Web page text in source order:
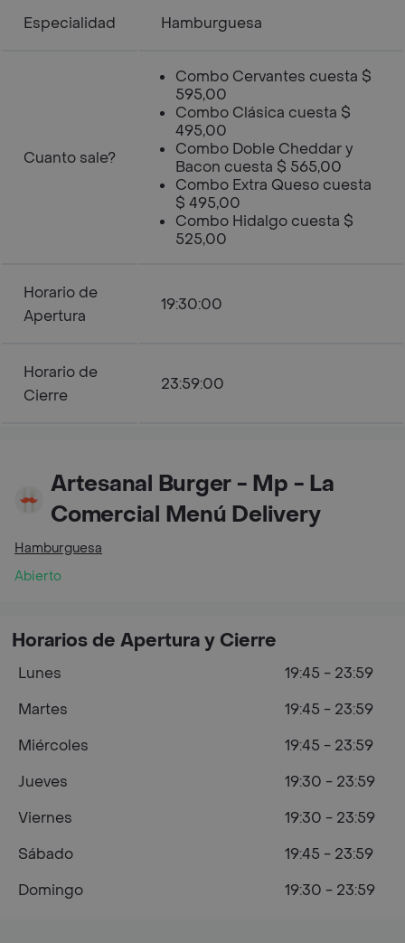
Especialidad Hamburguesa
Cuanto sale?
Combo Cervantes cuesta $
595,00
Combo Clásica cuesta $
495,00
Combo Doble Cheddar y
Bacon cuesta $ 565,00
Combo Extra Queso cuesta
$ 495,00
Combo Hidalgo cuesta $
525,00
Horario de
Apertura
19:30:00
Horario de
Cierre
23:59:00
Artesanal Burger - Mp - La
Comercial Menú Delivery
Hamburguesa
Abierto
Horarios de Apertura y Cierre
Lunes
19:45 - 23:59
Martes
19:45 - 23:59
Miércoles
19:45 - 23:59
Jueves
19:30 - 23:59
Viernes
19:30 - 23:59
Sábado
19:45 - 23:59
Domingo
19:30 - 23:59